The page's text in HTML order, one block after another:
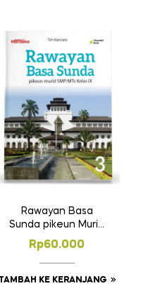
Rawayan Basa
Sunda pikeun Murid
SMP/MTs Kelas IX
Rp60.000
TAMBAH KE KERANJANG